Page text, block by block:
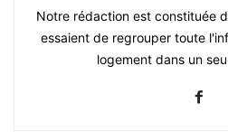
Notre rédaction est constituée
essaient de regrouper toute
logement dans un